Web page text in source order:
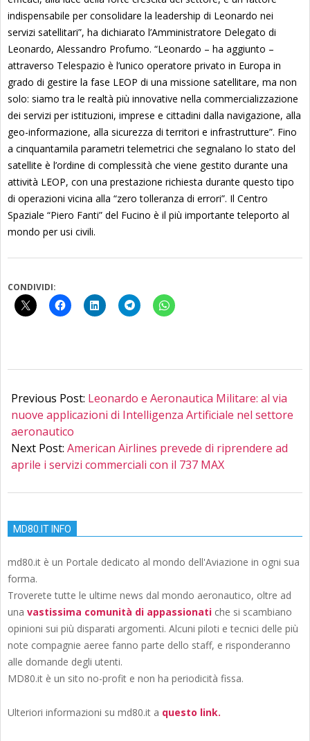
indispensabile per consolidare la leadership di Leonardo nei
servizi satellitari”, ha dichiarato l’Amministratore Delegato di
Leonardo, Alessandro Profumo. “Leonardo – ha aggiunto –
attraverso Telespazio è l’unico operatore privato in Europa in
grado di gestire la fase LEOP di una missione satellitare, ma non
solo: siamo tra le realtà più innovative nella commercializzazione
dei servizi per istituzioni, imprese e cittadini dalla navigazione, alla
geo-informazione, alla sicurezza di territori e infrastrutture”. Fino
a cinquantamila parametri telemetrici che segnalano lo stato del
satellite è l’ordine di complessità che viene gestito durante una
attività LEOP, con una prestazione richiesta durante questo tipo
di operazioni vicina alla “zero tolleranza di errori”. Il Centro
Spaziale “Piero Fanti” del Fucino è il più importante teleporto al
mondo per usi civili.
CONDIVIDI:
12-
15
Previous Post: Leonardo e Aeronautica Militare: al via
nuove applicazioni di Intelligenza Artificiale nel settore
aeronautico
Next Post: American Airlines prevede di riprendere ad
aprile i servizi commerciali con il 737 MAX
MD80.IT INFO
md80.it è un Portale dedicato al mondo dell'Aviazione in ogni sua
forma.
Troverete tutte le ultime news dal mondo aeronautico, oltre ad
una vastissima comunità di appassionati che si scambiano
opinioni sui più disparati argomenti. Alcuni piloti e tecnici delle più
note compagnie aeree fanno parte dello staff, e risponderanno
alle domande degli utenti.
MD80.it è un sito no-profit e non ha periodicità fissa.
Ulteriori informazioni su md80.it a questo link.